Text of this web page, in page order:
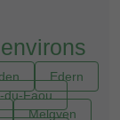
Edern
du-Faou
Melgven